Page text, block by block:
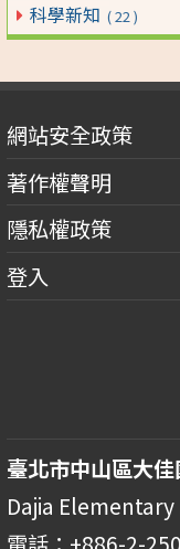
科學新知 ( 22 )
網站安全政策
著作權聲明
隱私權政策
登入
臺北市中山區大
Dajia